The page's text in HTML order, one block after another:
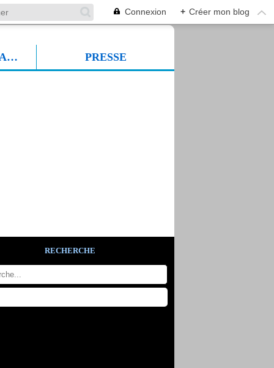
Connexion + Créer mon blog
PROF SUDFORMADIA PRESSE
RECHERCHE